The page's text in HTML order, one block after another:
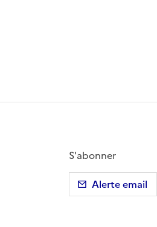
Twitter)
emaildans le presse-papier
S'abonner
Alerte email